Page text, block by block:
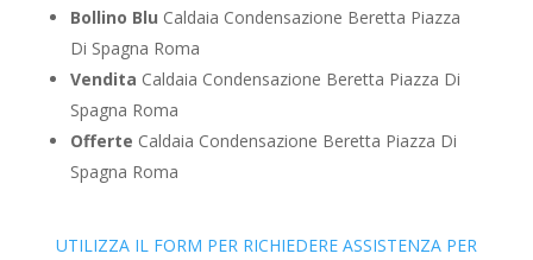
Bollino Blu Caldaia Condensazione Beretta Piazza
Di Spagna Roma
Vendita Caldaia Condensazione Beretta Piazza Di
Spagna Roma
Offerte Caldaia Condensazione Beretta Piazza Di
Spagna Roma
UTILIZZA IL FORM PER RICHIEDERE ASSISTENZA PER